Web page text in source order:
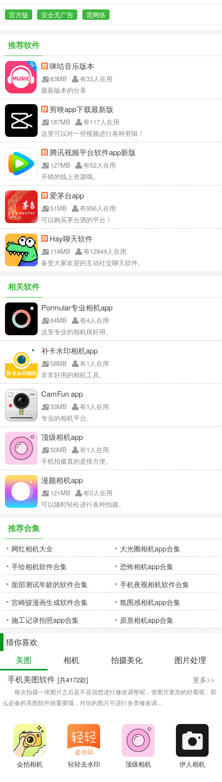
官方版 安全无广告 需网络
推荐软件
咪咕音乐版本
83MB
有33人在用
最新版本的分享
剪映app下载最新版
187MB
有117人在用
这里可以对一些视频进行各种剪辑！
腾讯视频平台软件app新版
127MB
有52人在用
不错的线上资源哦。
爱茅台app
51MB
有956人在用
可以购买茅台酒的平台！
Hay聊天软件
116MB
有12849人在用
备受大家欢迎的互动社交聊天软件。
相关软件
Pormular专业相机app
64MB
有4人在用
这里专业的相机很好用。
补卡水印相机app
58MB
有1人在用
非常好用的相机工具。
CamFun app
33MB
有1人在用
专业的相机平台。
顶级相机app
50MB
有1人在用
手机拍摄真的是很方便。
漫颜相机app
121MB
有0人在用
可以随时轻松进行各种拍摄。
推荐合集
网红相机大全
大光圈相机app合集
手绘相机软件合集
恐怖相机app合集
面部测试年龄的软件合集
手机夜视相机软件合集
宫崎骏漫画生成软件合集
氛围感相机app合集
施工记录拍照app合集
原质相机app合集
猜你喜欢
美图
相机 拍摄美化
图片处理
手机美图软件 [共4172款] 更多>>
每次拍摄一张图片之后是不是很想进行修改调整呢，使图片更加的好看呢，那
么必备的美图软件很重要哦，对你的图片可进行各类修改调...
会拍相机 轻轻去水印 顶级相机 伊人相机